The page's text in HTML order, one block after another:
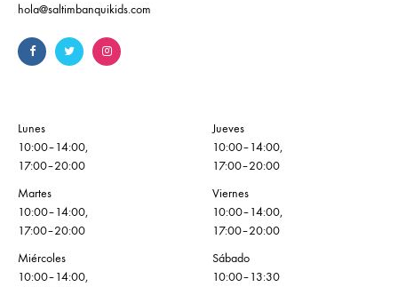
hola@saltimbanquikids.com
Lunes
10:00–14:00,
17:00–20:00
Martes
10:00–14:00,
17:00–20:00
Miércoles
10:00–14:00,
Jueves
10:00–14:00,
17:00–20:00
Viernes
10:00–14:00,
17:00–20:00
Sábado
10:00–13:30